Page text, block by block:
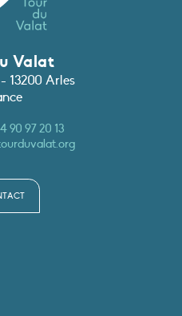
Valat
13200 Arles
90 97 20 13